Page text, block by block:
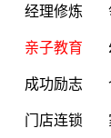
经理修炼
亲子教育
成功励志
门店连锁